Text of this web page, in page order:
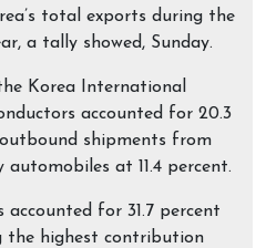
total exports during the
a tally showed, Sunday.
Korea International
accounted for 20.3
shipments from
at 11.4 percent.
accounted for 31.7 percent
the highest contribution